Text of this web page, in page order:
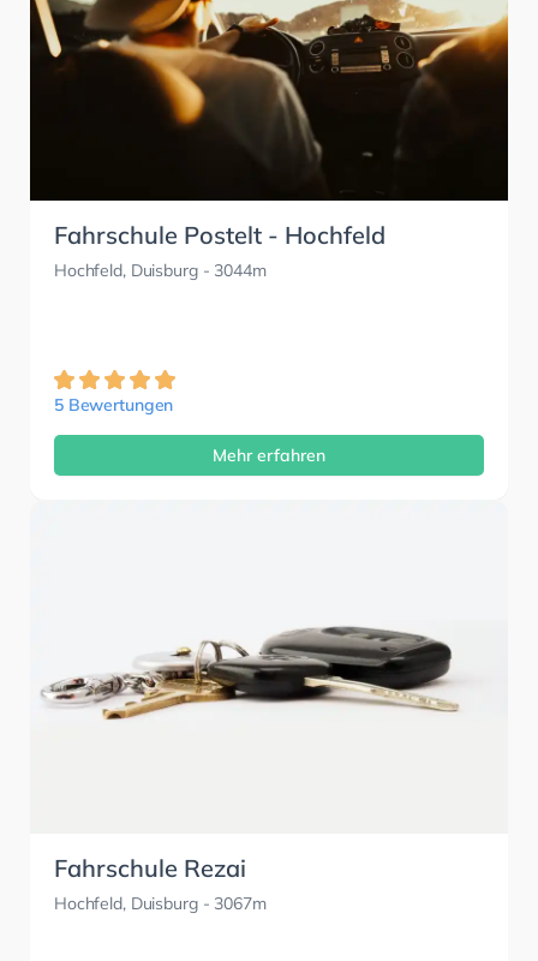
Fahrschule Postelt - Hochfeld
Hochfeld, Duisburg- 3044m
5 Bewertungen
Mehr erfahren
Fahrschule Rezai
Hochfeld, Duisburg- 3067m